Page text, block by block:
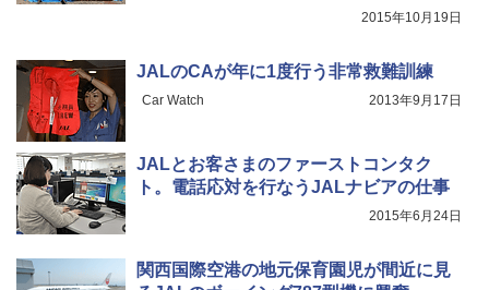
2015年10月19日
JALのCAが年に1度行う非常救難訓練
Car Watch 2013年9月17日
JALとお客さまのファーストコンタク
ト。電話応対を行なうJALナビアの仕事
2015年6月24日
関西国際空港の地元保育園児が間近に見